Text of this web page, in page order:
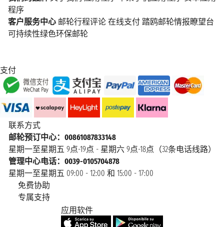
程序
客户服务中心 邮轮行程评论 在线支付 踏鸥邮轮情报瞭望台
可持续性绿色环保邮轮
支付
联系方式
邮轮预订中心：00861087833148
星期一至星期五 9点-19点 - 星期六 9点-18点（32条电话线路）
管理中心电话：0039-0105704878
星期一至星期五 09:00 - 12:00 和 15:00 - 17:00
免费协助
专属支持
应用软件